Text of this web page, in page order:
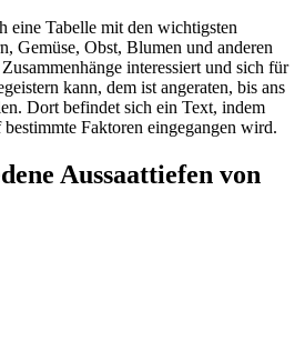
eine Tabelle mit den wichtigsten
Gemüse, Obst, Blumen und anderen
interessiert und sich für
kann, dem ist angeraten, bis ans
Dort befindet sich ein Text, indem
Faktoren eingegangen wird.
Aussaattiefen von